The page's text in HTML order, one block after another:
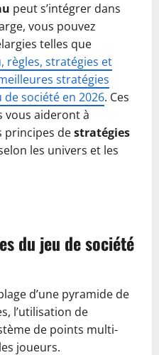
peut s’intégrer dans
vous pouvez
telles que
règles, stratégies et
stratégies
société en 2026. Ces
vous aideront à
principes destratégies
les univers et les
du jeu de société
d’une pyramide de
l’utilisation de
de points multi-
joueurs.